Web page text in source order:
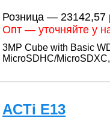
Розница — 23142,57
Опт — уточняйте у
3MP Cube with Basic
MicroSDHC/
ACTi E13